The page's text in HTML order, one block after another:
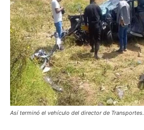
Así terminó el vehículo del director de Transportes.